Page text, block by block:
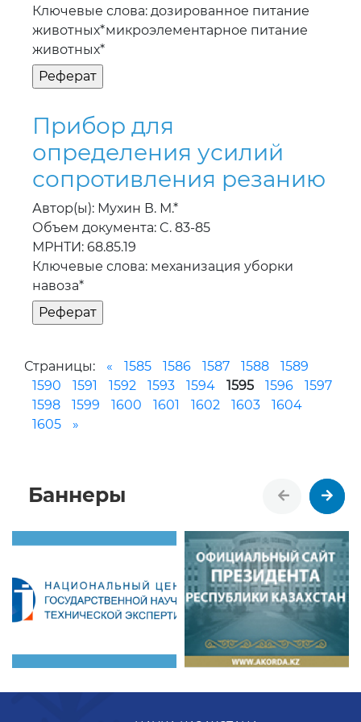
Ключевые слова: дозированное питание
животных*микроэлементарное питание
животных*
Прибор для
определения усилий
сопротивления резанию
Автор(ы): Мухин В. М.*
Объем документа: C. 83-85
МРНТИ: 68.85.19
Ключевые слова: механизация уборки
навоза*
Страницы: « 1585 1586 1587 1588
1589
1590
1591 1592 1593 1594 1595 1596
1597
1598
1599 1600 1601 1602 1603
1604
1605
»
Баннеры